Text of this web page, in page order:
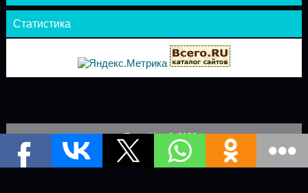
Статистика
Теле-Шоу © 2026